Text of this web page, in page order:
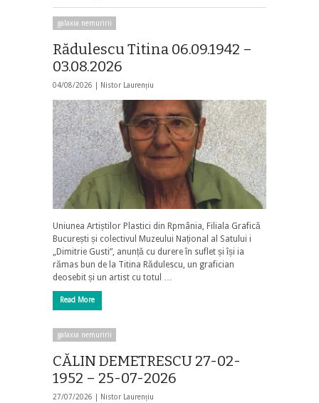
galaxia nemuririi
Rădulescu Titina 06.09.1942 –
03.08.2026
04/08/2026 | Nistor Laurențiu
Uniunea Artiștilor Plastici din Rpmânia, Filiala Grafică
București și colectivul Muzeului Național al Satului i
„Dimitrie Gusti”, anunță cu durere în suflet și își ia
rămas bun de la Titina Rădulescu, un grafician
deosebit și un artist cu totul …
Read More
galaxia nemuririi
CĂLIN DEMETRESCU 27-02-
1952 – 25-07-2026
27/07/2026 | Nistor Laurențiu